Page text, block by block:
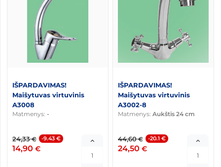
IŠPARDAVIMAS!
Maišytuvas virtuvinis
A3008
Matmenys: -
24,33€ -9.43 €
14,90 €
IŠPARDAVIMAS!
Maišytuvas virtuvinis
A3002-8
Matmenys: Aukštis 24 cm
44,60€ -20.1 €
24,50 €